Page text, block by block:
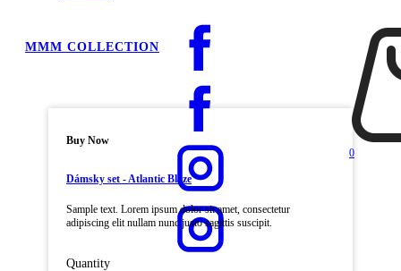
MMM COLLECTION
0
Buy Now
Dámsky set - Atlantic Blaze
Sample text. Lorem ipsum dolor sit amet, consectetur
adipiscing elit nullam nunc justo sagittis suscipit.
Quantity